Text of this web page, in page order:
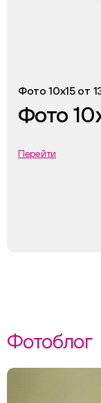
Фото 10х15 от
Фото
Перейти
Фотоблог